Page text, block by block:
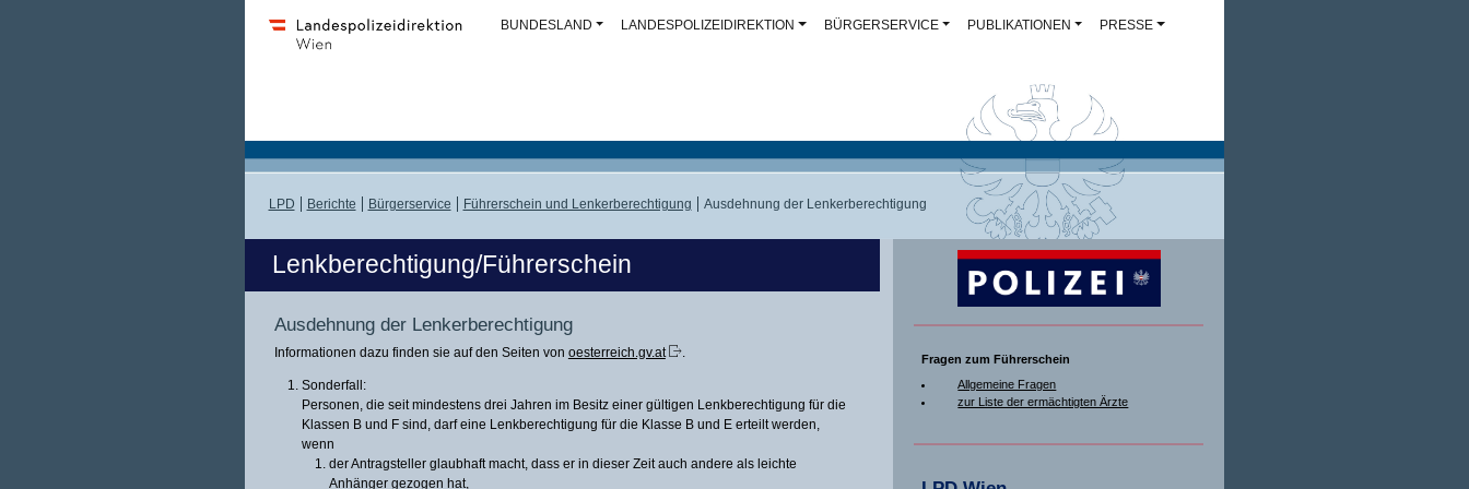
BUNDESLAND LANDESPOLIZEIDIREKTION BÜRGERSERVICE PUBLIKATIONEN PRESSE
LPD Berichte Bürgerservice Führerschein und Lenkerberechtigung Ausdehnung der Lenkerberechtigung
Lenkberechtigung/Führerschein
Ausdehnung der Lenkerberechtigung
Informationen dazu finden sie auf den Seiten von oesterreich.gv.at .
Sonderfall:
Personen, die seit mindestens drei Jahren im Besitz einer gültigen Lenkberechtigung für die
Klassen B und F sind, darf eine Lenkberechtigung für die Klasse B und E erteilt werden,
wenn
der Antragsteller glaubhaft macht, dass er in dieser Zeit auch andere als leichte
Anhänger gezogen hat,
Fragen zum Führerschein
Allgemeine Fragen
zur Liste der ermächtigten Ärzte